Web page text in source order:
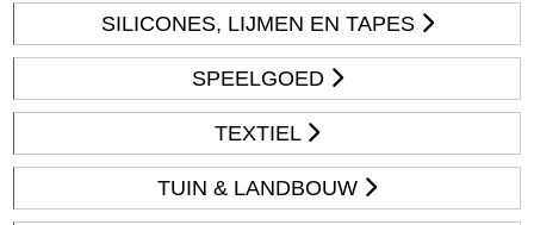
SILICONES, LIJMEN EN TAPES
SPEELGOED
TEXTIEL
TUIN & LANDBOUW